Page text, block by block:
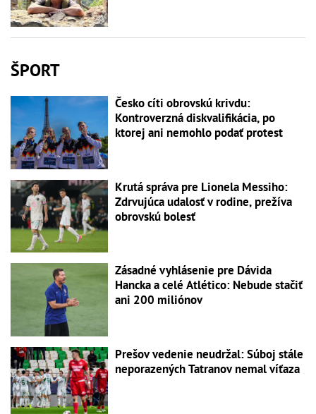
ŠPORT
Česko cíti obrovskú krivdu:
Kontroverzná diskvalifikácia, po
ktorej ani nemohlo podať protest
Krutá správa pre Lionela Messiho:
Zdrvujúca udalosť v rodine, prežíva
obrovskú bolesť
Zásadné vyhlásenie pre Dávida
Hancka a celé Atlético: Nebude stačiť
ani 200 miliónov
Prešov vedenie neudržal: Súboj stále
neporazených Tatranov nemal víťaza